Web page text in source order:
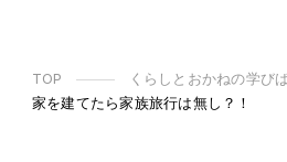
TOP
くらしとおかねの学び
家を建てたら家族旅行は無し？！